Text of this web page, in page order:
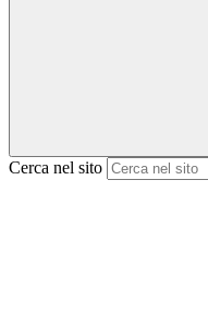
Cerca nel sito